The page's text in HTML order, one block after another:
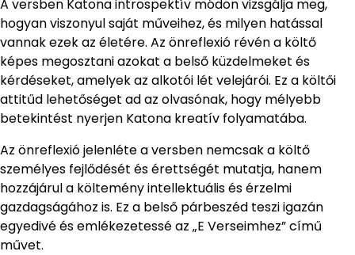
A versben Katona introspektív módon vizsgálja meg,
hogyan viszonyul saját műveihez, és milyen hatással
vannak ezek az életére. Az önreflexió révén a költő
képes megosztani azokat a belső küzdelmeket és
kérdéseket, amelyek az alkotói lét velejárói. Ez a költői
attitűd lehetőséget ad az olvasónak, hogy mélyebb
betekintést nyerjen Katona kreatív folyamatába.
Az önreflexió jelenléte a versben nemcsak a költő
személyes fejlődését és érettségét mutatja, hanem
hozzájárul a költemény intellektuális és érzelmi
gazdagságához is. Ez a belső párbeszéd teszi igazán
egyedivé és emlékezetessé az „E Verseimhez” című
művet.